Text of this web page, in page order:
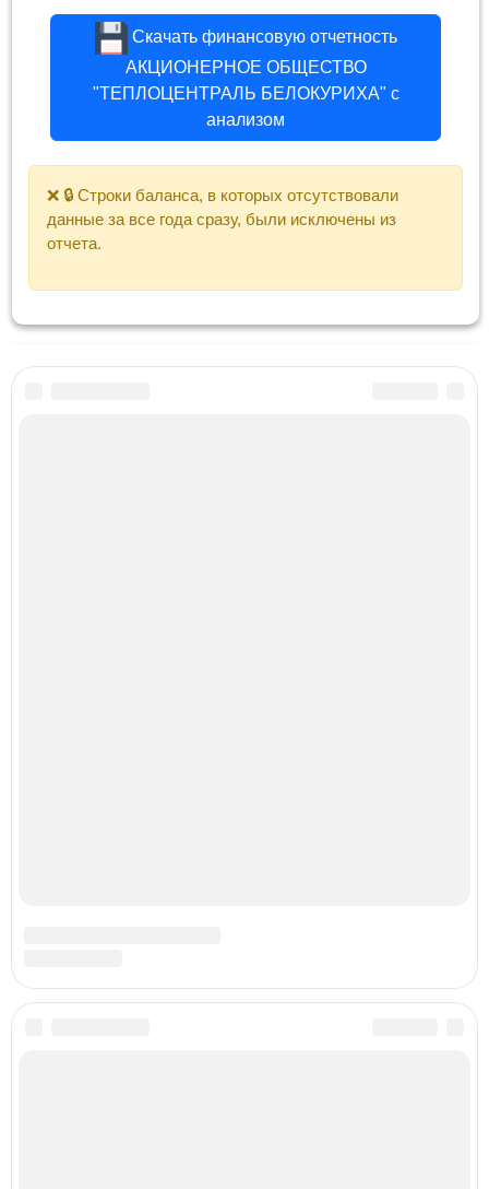
Скачать финансовую отчетность
АКЦИОНЕРНОЕ ОБЩЕСТВО
"ТЕПЛОЦЕНТРАЛЬ БЕЛОКУРИХА" с
анализом
❌ 🔒 Строки баланса, в которых отсутствовали
данные за все года сразу, были исключены из
отчета.